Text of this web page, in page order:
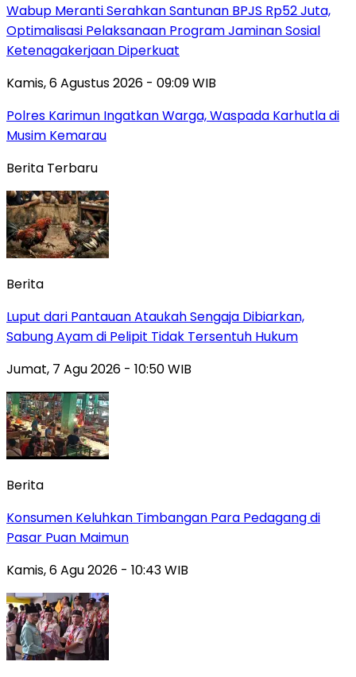
Wabup Meranti Serahkan Santunan BPJS Rp52 Juta,
Optimalisasi Pelaksanaan Program Jaminan Sosial
Ketenagakerjaan Diperkuat
Kamis, 6 Agustus 2026 - 09:09 WIB
Polres Karimun Ingatkan Warga, Waspada Karhutla di
Musim Kemarau
Berita Terbaru
Berita
Luput dari Pantauan Ataukah Sengaja Dibiarkan,
Sabung Ayam di Pelipit Tidak Tersentuh Hukum
Jumat, 7 Agu 2026 - 10:50 WIB
Berita
Konsumen Keluhkan Timbangan Para Pedagang di
Pasar Puan Maimun
Kamis, 6 Agu 2026 - 10:43 WIB